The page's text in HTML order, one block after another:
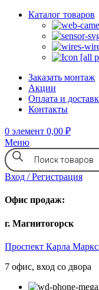
Каталог товаров
Заказать монтаж
Акции
Оплата и
Контакты
0 элемент 0,00 ₽
Меню
Вход / Регистрация
Офис продаж:
г. Магнитогорск
Проспект Карла
7 офис, вход со двора